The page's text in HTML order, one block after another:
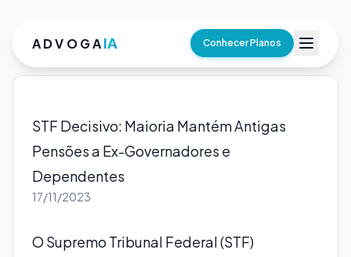
ADVOGAIA Conhecer Planos
STF Decisivo: Maioria Mantém Antigas
Pensões a Ex-Governadores e
Dependentes
17/11/2023
O Supremo Tribunal Federal (STF)